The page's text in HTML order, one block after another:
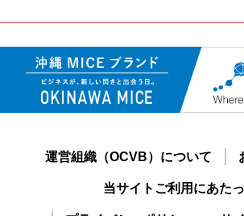
運営組織（OCVB）について
当サイトご利用にあた